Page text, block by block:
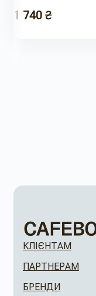
1 740 ₴
КЛІЄНТАМ
ПАРТНЕРАМ
БРЕНДИ